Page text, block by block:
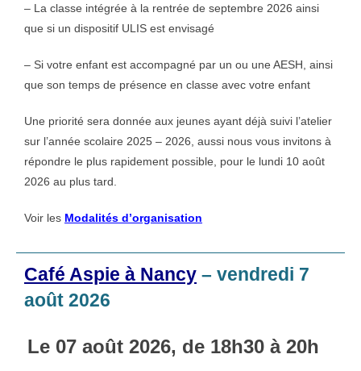
– La classe intégrée à la rentrée de septembre 2026 ainsi
que si un dispositif ULIS est envisagé
– Si votre enfant est accompagné par un ou une AESH, ainsi
que son temps de présence en classe avec votre enfant
Une priorité sera donnée aux jeunes ayant déjà suivi l’atelier
sur l’année scolaire 2025 – 2026, aussi nous vous invitons à
répondre le plus rapidement possible, pour le lundi 10 août
2026 au plus tard.
Voir les Modalités d’organisation
Café Aspie à Nancy – vendredi 7
août 2026
Le 07 août 2026, de 18h30 à 20h